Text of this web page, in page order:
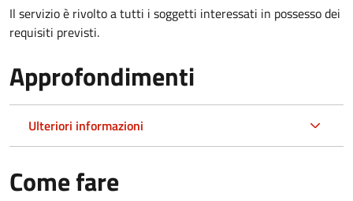
Il servizio è rivolto a tutti i soggetti interessati in possesso dei
requisiti previsti.
Approfondimenti
Ulteriori informazioni
Come fare